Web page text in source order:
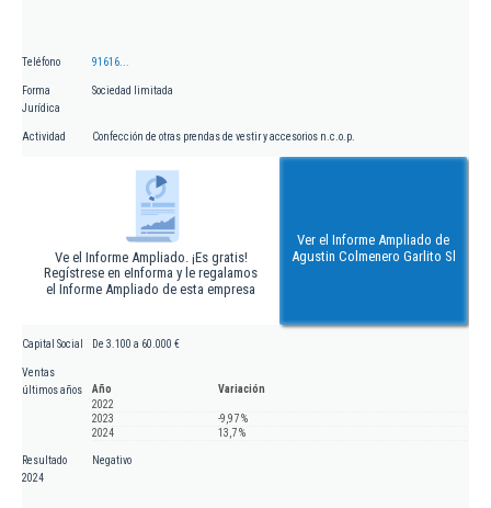
Teléfono 91616...
Forma
Jurídica
Sociedad limitada
Actividad Confección de otras prendas de vestir y accesorios n.c.o.p.
Ve el Informe Ampliado. ¡Es gratis!
Regístrese en eInforma y le regalamos
el Informe Ampliado de esta empresa
Ver el Informe Ampliado de
Agustin Colmenero Garlito Sl
Capital Social De 3.100 a 60.000 €
Ventas
últimos años
Año
Variación
2022
2023
-9,97 %
2024
13,7 %
Resultado
2024
Negativo